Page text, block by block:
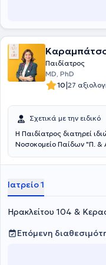
Παιδίατρος
MD, PhD
10|27
Σχετικά με την ειδικό
Η Παιδίατρος διατηρεί
Νοσοκομείο Παίδων "Π. &
Ιατρείο 1
Ηρακλείτου 104 &
Επόμενη